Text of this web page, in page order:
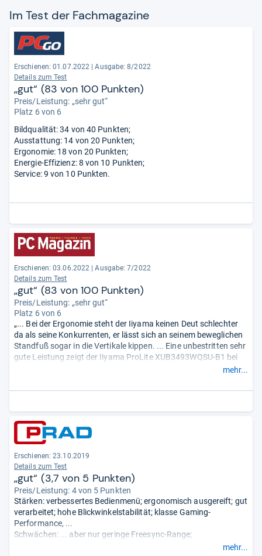
Im Test der Fach­ma­ga­zine
Erschienen: 01.07.2022 | Ausgabe: 8/2022
Details zum Test
„gut“ (83 von 100 Punkten)
Preis/Leistung: „sehr gut“
Platz 6 von 6
Bildqualität: 34 von 40 Punkten;
Ausstattung: 14 von 20 Punkten;
Ergonomie: 18 von 20 Punkten;
Energie-Effizienz: 8 von 10 Punkten;
Service: 9 von 10 Punkten.
Erschienen: 03.06.2022 | Ausgabe: 7/2022
Details zum Test
„gut“ (83 von 100 Punkten)
Preis/Leistung: „sehr gut“
Platz 6 von 6
„... Bei der Ergonomie steht der Iiyama keinen Deut schlechter
da als seine Konkurrenten, er lässt sich an seinem beweglichen
Standfuß sogar in die Vertikale kippen. ... Eine unbestritten sehr
gute Leistung zeigt der Iiyama ProLite XUB3493WQSU-B1 bei
der Energieeffizienz, denn um sein durchschnittlich 340 cd/m²
35 Watt von seinem internen Netzteil. ...“
mehr...
Erschienen: 23.10.2019
Details zum Test
„gut“ (3,7 von 5 Punkten)
Preis/Leistung: 4 von 5 Punkten
Stärken: verbessertes Bedienmenü; ergonomisch ausgereift; gut
verarbeitet; hohe Blickwinkelstabilität; klasse Gaming-
Performance, ...
Schwächen: ... aber nur geringe Freesync-Range;
farbverbindliches Arbeiten nicht möglich; kein Modus, um Filme
mehr...